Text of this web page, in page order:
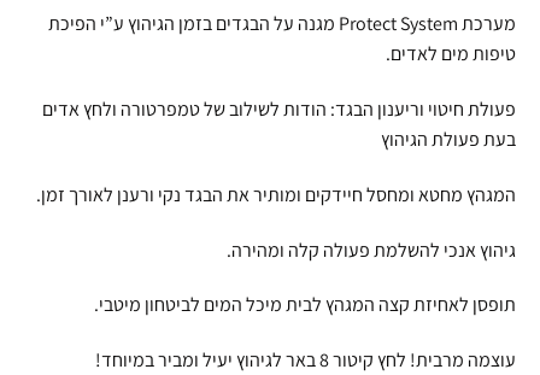
מערכת Protect System מגנה על הבגדים בזמן הגיהוץ ע”י הפיכת
טיפות מים לאדים.
פעולת חיטוי וריענון הבגד: הודות לשילוב של טמפרטורה ולחץ אדים
בעת פעולת הגיהוץ
המגהץ מחטא ומחסל חיידקים ומותיר את הבגד נקי ורענן לאורך זמן.
גיהוץ אנכי להשלמת פעולה קלה ומהירה.
תופסן לאחיזת קצה המגהץ לבית מיכל המים לביטחון מיטבי.
עוצמה מרבית! לחץ קיטור 8 באר לגיהוץ יעיל ומביר במיוחד!